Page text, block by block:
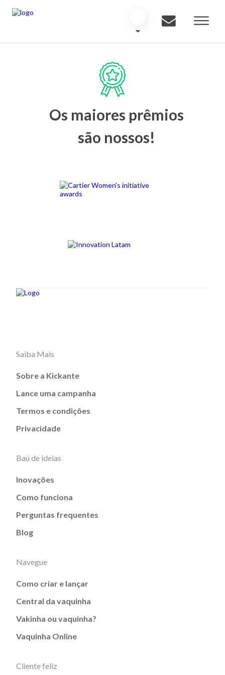
Os maiores prêmios
são nossos!
Saiba Mais
Sobre a Kickante
Lance uma campanha
Termos e condições
Privacidade
Baú de ideias
Inovações
Como funciona
Perguntas frequentes
Blog
Navegue
Como criar e lançar
Central da vaquinha
Vakinha ou vaquinha?
Vaquinha Online
Cliente feliz